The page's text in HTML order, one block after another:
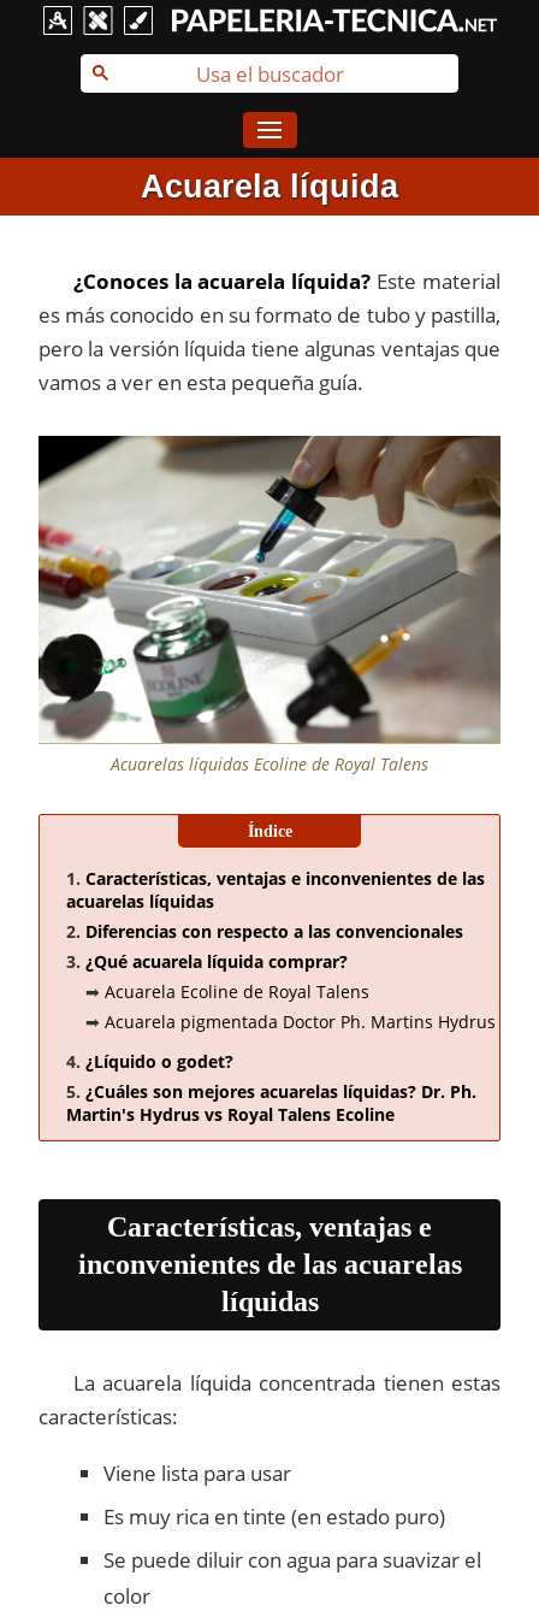
Acuarela líquida
¿Conoces la acuarela líquida? Este material
es más conocido en su formato de tubo y pastilla,
pero la versión líquida tiene algunas ventajas que
vamos a ver en esta pequeña guía.
Acuarelas líquidas Ecoline de Royal Talens
Características, ventajas e inconvenientes de las
acuarelas líquidas
Diferencias con respecto a las convencionales
¿Qué acuarela líquida comprar?
Acuarela Ecoline de Royal Talens
Acuarela pigmentada Doctor Ph. Martins Hydrus
¿Líquido o godet?
¿Cuáles son mejores acuarelas líquidas? Dr. Ph.
Martin's Hydrus vs Royal Talens Ecoline
Características, ventajas e
inconvenientes de las acuarelas
líquidas
La acuarela líquida concentrada tienen estas
características:
Viene lista para usar
Es muy rica en tinte (en estado puro)
Se puede diluir con agua para suavizar el
color